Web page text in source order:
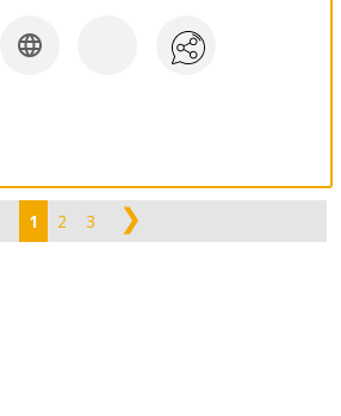

1 2 3 ❯